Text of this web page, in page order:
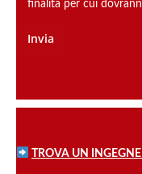
finalità per cui
TROVA UN